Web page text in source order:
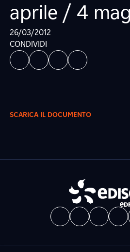
aprile / 4
26/03/2012
CONDIVIDI
SCARICA IL DOCUMENTO